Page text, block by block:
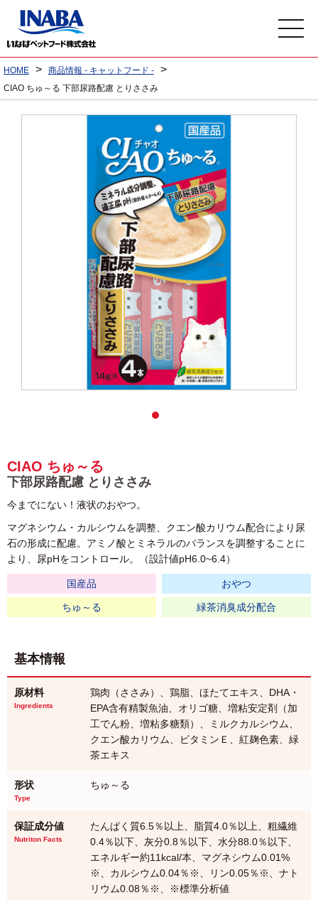
HOME > 商品情報 - キャットフード - >
CIAO ちゅ～る 下部尿路配慮 とりささみ
CIAO ちゅ～る
下部尿路配慮 とりささみ
今までにない！液状のおやつ。
マグネシウム・カルシウムを調整、クエン酸カリウム配合により尿
石の形成に配慮。アミノ酸とミネラルのバランスを調整することに
より、尿pHをコントロール。（設計値pH6.0~6.4）
国産品 おやつ
ちゅ～る 緑茶消臭成分配合
基本情報
原材料
Ingredients
鶏肉（ささみ）、鶏脂、ほたてエキス、DHA・
EPA含有精製魚油、オリゴ糖、増粘安定剤（加
工でん粉、増粘多糖類）、ミルクカルシウム、
クエン酸カリウム、ビタミンＥ、紅麹色素、緑
茶エキス
形状
Type
ちゅ～る
保証成分値
Nutriton Facts
たんぱく質6.5％以上、脂質4.0％以上、粗繊維
0.4％以下、灰分0.8％以下、水分88.0％以下、
エネルギー約11kcal/本、マグネシウム0.01%
※、カルシウム0.04％※、リン0.05％※、ナト
リウム0.08％※、※標準分析値